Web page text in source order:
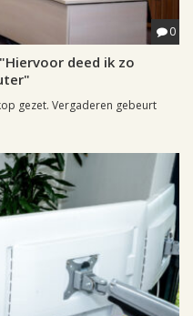
0
deed ik zo
gezet. Vergaderen gebeurt